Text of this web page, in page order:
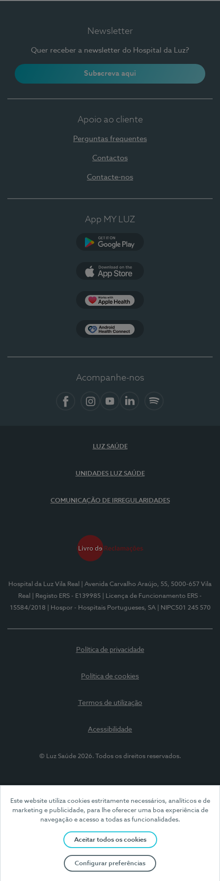
Este website utiliza cookies estritamente necessários, analíticos e de
marketing e publicidade, para lhe oferecer uma boa experiência de
navegação e acesso a todas as funcionalidades.
Aceitar todos os cookies
Configurar preferências
Newsletter
Quer receber a newsletter do Hospital da Luz?
Subscreva aqui
Apoio ao cliente
Perguntas frequentes
Contactos
Contacte-nos
App MY LUZ
Acompanhe-nos
LUZ SAÚDE
UNIDADES LUZ SAÚDE
COMUNICAÇÃO DE IRREGULARIDADES
Hospital da Luz Vila Real
| Avenida Carvalho Araújo, 55, 5000-657 Vila
Real
| Registo ERS - E139985
| Licença de Funcionamento ERS -
15584/2018
| Hospor - Hospitais Portugueses, SA | NIPC501 245 570
Política de privacidade
Política de cookies
Termos de utilização
Acessibilidade
© Luz Saúde 2026. Todos os direitos reservados.